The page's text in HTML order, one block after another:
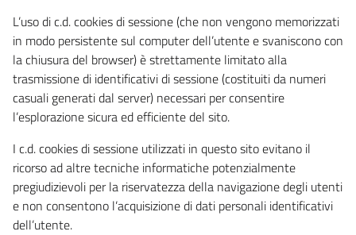
L’uso di c.d. cookies di sessione (che non vengono memorizzati
in modo persistente sul computer dell’utente e svaniscono con
la chiusura del browser) è strettamente limitato alla
trasmissione di identificativi di sessione (costituiti da numeri
casuali generati dal server) necessari per consentire
l’esplorazione sicura ed efficiente del sito.
I c.d. cookies di sessione utilizzati in questo sito evitano il
ricorso ad altre tecniche informatiche potenzialmente
pregiudizievoli per la riservatezza della navigazione degli utenti
e non consentono l’acquisizione di dati personali identificativi
dell’utente.